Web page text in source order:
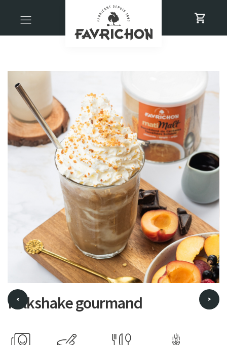
Milkshake gourmand
< >